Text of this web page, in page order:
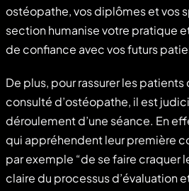
ostéopathe, vos diplômes et vos
section humanise votre pratique
de confiance avec vos futurs
De plus, pour rassurer les patients
consulté d’ostéopathe, il est
déroulement d’une séance. En
qui appréhendent leur première
par exemple “de se faire craquer
claire du processus d’évaluation